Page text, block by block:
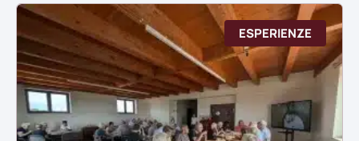
ESPERIENZE